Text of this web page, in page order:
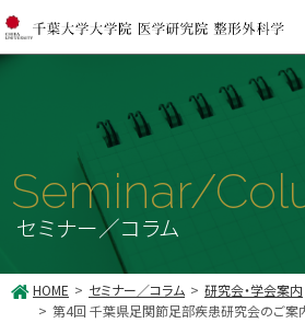
Seminar/
セミナー／コラム
HOME セミナー／コラム
研究会・学会案内
第4回 千葉県足関節足部疾患研究会のご案